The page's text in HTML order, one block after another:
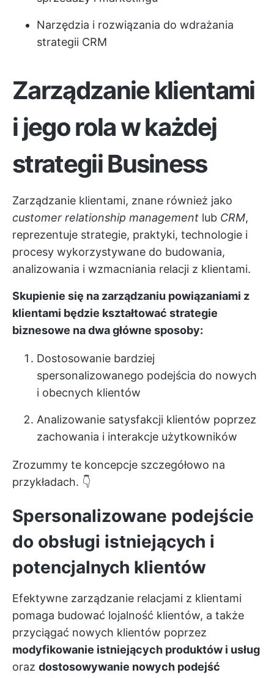
Narzędzia i rozwiązania do wdrażania
strategii CRM
Zarządzanie klientami
i jego rola w każdej
strategii Business
Zarządzanie klientami, znane również jako
customer relationship management lub CRM,
reprezentuje strategie, praktyki, technologie i
procesy wykorzystywane do budowania,
analizowania i wzmacniania relacji z klientami.
Skupienie się na zarządzaniu powiązaniami z
klientami będzie kształtować strategie
biznesowe na dwa główne sposoby:
Dostosowanie bardziej
spersonalizowanego podejścia do nowych
i obecnych klientów
Analizowanie satysfakcji klientów poprzez
zachowania i interakcje użytkowników
Zrozummy te koncepcje szczegółowo na
przykładach. 👇
Spersonalizowane podejście
do obsługi istniejących i
potencjalnych klientów
Efektywne zarządzanie relacjami z klientami
pomaga budować lojalność klientów, a także
przyciągać nowych klientów poprzez
modyfikowanie istniejących produktów i usług
oraz dostosowywanie nowych podejść